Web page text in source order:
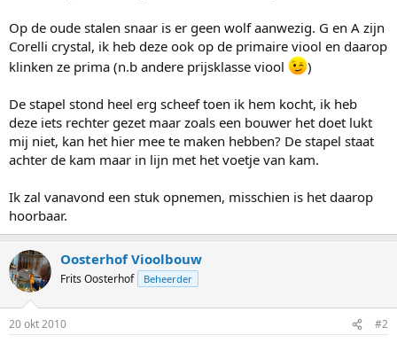
Op de oude stalen snaar is er geen wolf aanwezig. G en A zijn
Corelli crystal, ik heb deze ook op de primaire viool en daarop
klinken ze prima (n.b andere prijsklasse viool
)
De stapel stond heel erg scheef toen ik hem kocht, ik heb
deze iets rechter gezet maar zoals een bouwer het doet lukt
mij niet, kan het hier mee te maken hebben? De stapel staat
achter de kam maar in lijn met het voetje van kam.
Ik zal vanavond een stuk opnemen, misschien is het daarop
hoorbaar.
Oosterhof Vioolbouw
Frits Oosterhof Beheerder
20 okt 2010 #2